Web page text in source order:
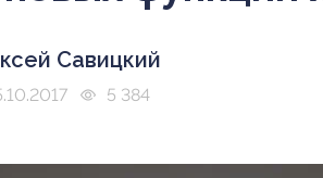
Савицкий
5 384